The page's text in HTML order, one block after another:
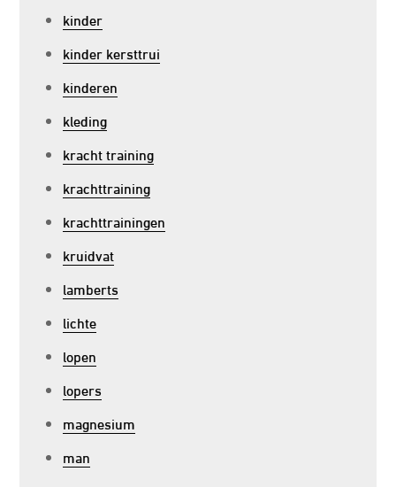
kinder
kinder kersttrui
kinderen
kleding
kracht training
krachttraining
krachttrainingen
kruidvat
lamberts
lichte
lopen
lopers
magnesium
man